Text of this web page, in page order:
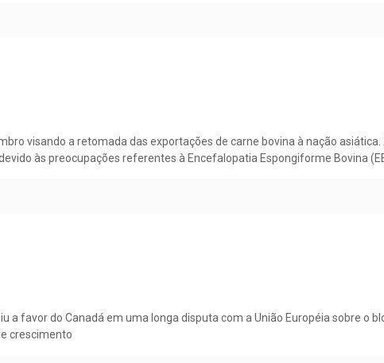
visando a retomada das exportações de carne bovina à nação
às preocupações referentes à Encefalopatia Espongiforme Bovina
a favor do Canadá em uma longa disputa com a União Européia sobre o
crescimento